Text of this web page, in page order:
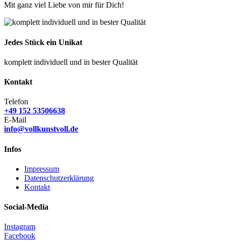
Mit ganz viel Liebe von mir für Dich!
Jedes Stück ein Unikat
komplett individuell und in bester Qualität
Kontakt
Telefon
+49 152 53506638
E-Mail
info@vollkunstvoll.de
Infos
Impressum
Datenschutzerklärung
Kontakt
Social-Media
Instagram
Facebook